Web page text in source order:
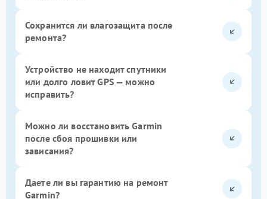
Сохранится ли влагозащита после
ремонта?
Устройство не находит спутники
или долго ловит GPS — можно
исправить?
Можно ли восстановить Garmin
после сбоя прошивки или
зависания?
Даете ли вы гарантию на ремонт
Garmin?